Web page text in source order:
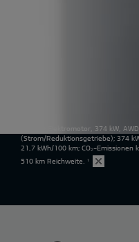
Kia EV9 Elektromotor, 374 kW,
(Strom/Reduktionsgetriebe); 374
21,7 kWh/100 km; CO₂-Emissionen
510 km Reichweite. ¹